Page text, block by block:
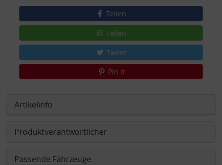
Teilen
Teilen
Tweet
Pin it
Artikelinfo
Produktverantwortlicher
Passende Fahrzeuge